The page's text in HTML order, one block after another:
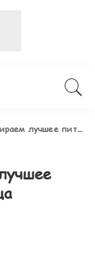
для вашего питомца